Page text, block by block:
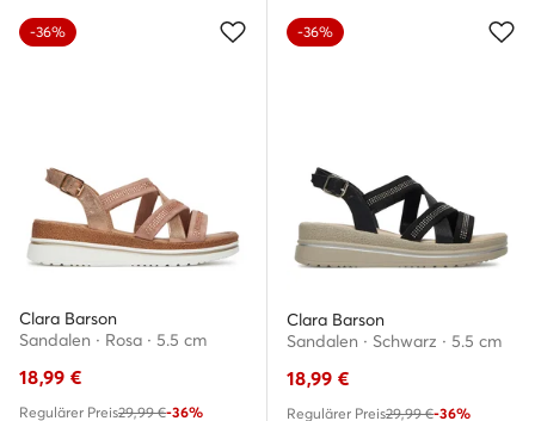
-36%
Clara Barson
Sandalen · Rosa · 5.5 cm
18,99 €
Regulärer Preis29,99 €-36%
-36%
Clara Barson
Sandalen · Schwarz · 5.5 cm
18,99 €
Regulärer Preis29,99 €-36%